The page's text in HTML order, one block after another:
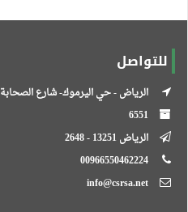
للتواصل
الرياض - حي اليرموك- شارع الصحابة
الرياض 13251 - 2648